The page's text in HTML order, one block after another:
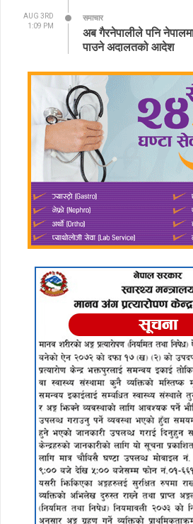
AUG 3RD
1:09 PM
समाचार
अब गैरनेपालीले पनि नेपालमा
पाउने अदालतको आदेश